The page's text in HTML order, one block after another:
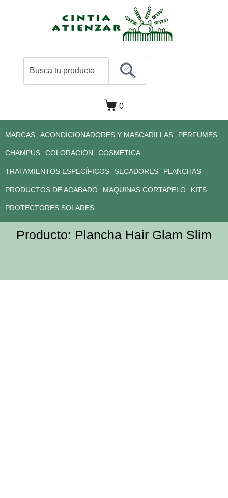
0
MARCAS ACONDICIONADORES Y MASCARILLAS PERFUMES
CHAMPÚS COLORACIÓN COSMÉTICA
TRATAMIENTOS ESPECÍFICOS SECADORES PLANCHAS
PRODUCTOS DE ACABADO MAQUINAS CORTAPELO KITS
PROTECTORES SOLARES
Producto: Plancha Hair Glam Slim